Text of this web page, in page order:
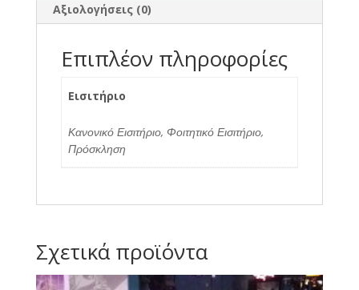
Αξιολογήσεις (0)
Επιπλέον πληροφορίες
Εισιτήριο
Κανονικό Εισιτήριο, Φοιτητικό Εισιτήριο,
Πρόσκληση
Σχετικά προϊόντα